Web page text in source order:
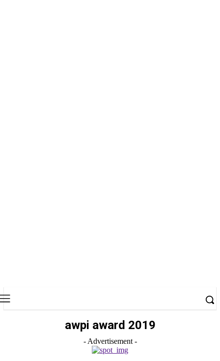
awpi award 2019
- Advertisement -